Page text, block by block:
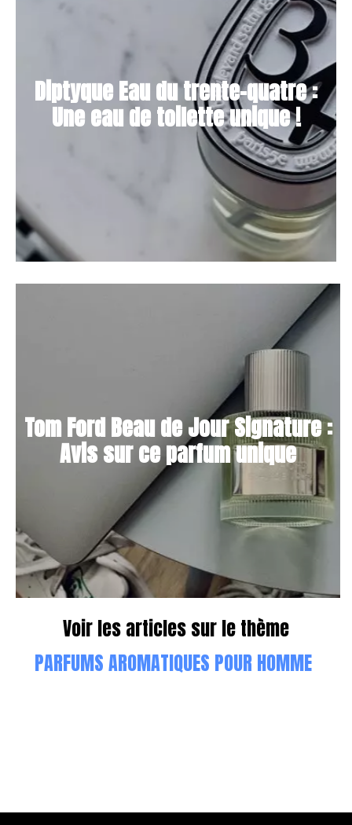
Diptyque Eau du trente-quatre :
Une eau de toilette unique !
Tom Ford Beau de Jour Signature :
Avis sur ce parfum unique
Voir les articles sur le thème
PARFUMS AROMATIQUES POUR HOMME